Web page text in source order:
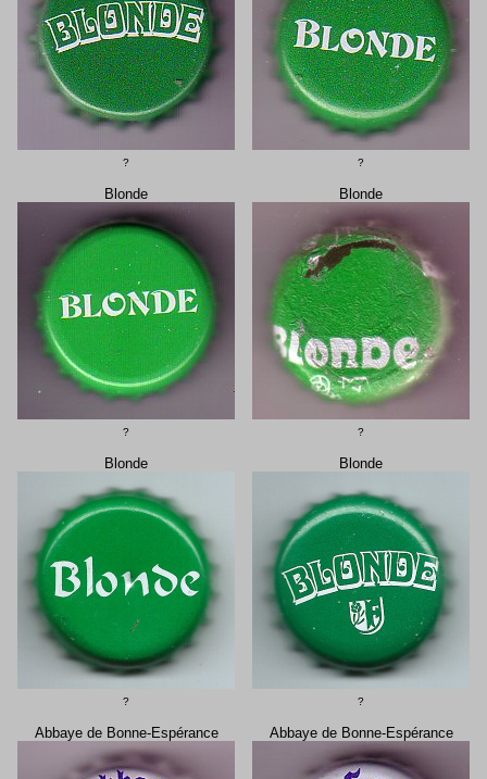
? ?
Blonde
?
Blonde
?
Blonde
?
Blonde
?
Abbaye de Bonne-Espérance Abbaye de Bonne-Espérance